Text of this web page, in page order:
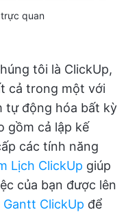
quan
tôi là ClickUp,
cả trong một với
tự động hóa bất kỳ
gồm cả lập kế
các tính năng
Lịch ClickUp giúp
của bạn được lên
ClickUp để